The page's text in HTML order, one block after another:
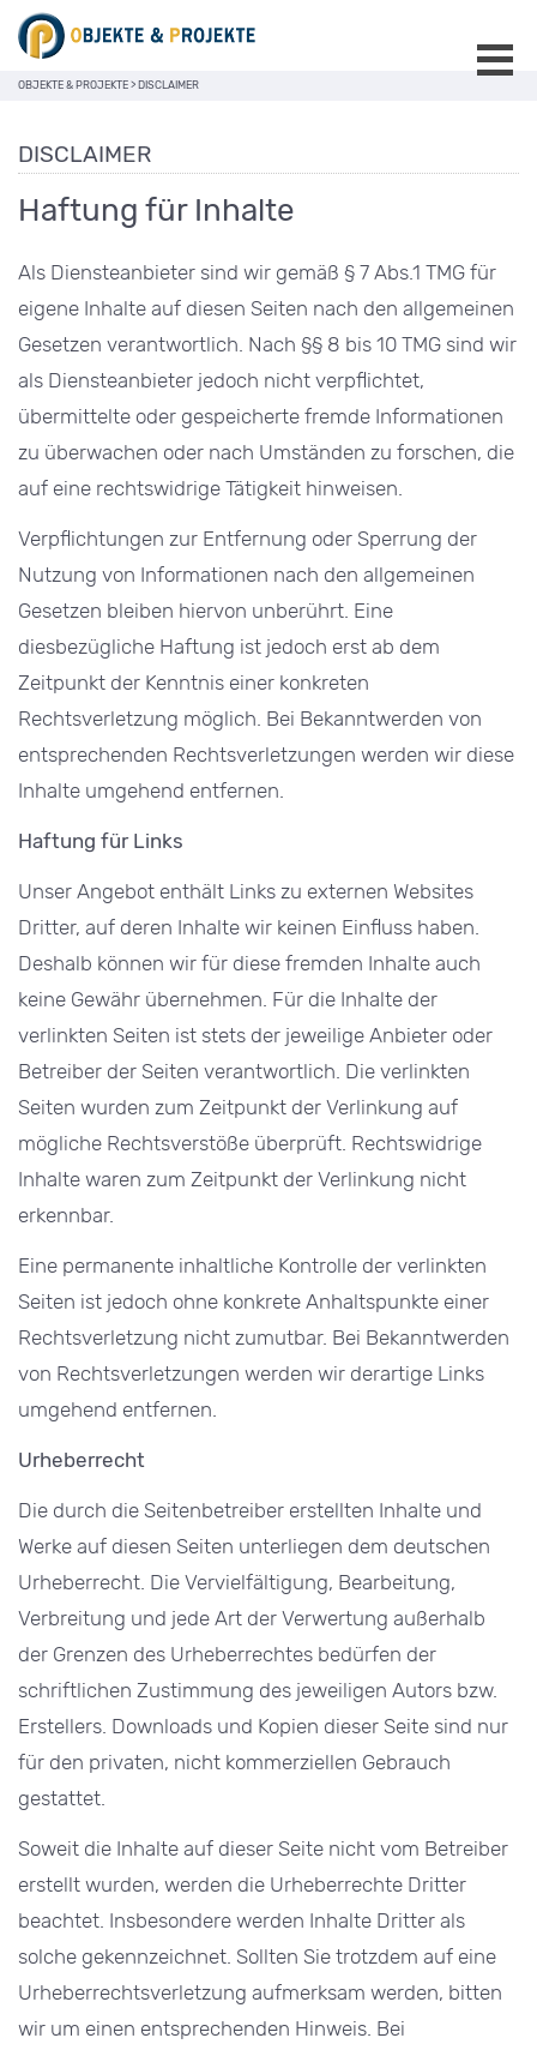
OBJEKTE & PROJEKTE > DISCLAIMER
DISCLAIMER
Haftung für Inhalte
Als Diensteanbieter sind wir gemäß § 7 Abs.1 TMG für
eigene Inhalte auf diesen Seiten nach den allgemeinen
Gesetzen verantwortlich. Nach §§ 8 bis 10 TMG sind wir
als Diensteanbieter jedoch nicht verpflichtet,
übermittelte oder gespeicherte fremde Informationen
zu überwachen oder nach Umständen zu forschen, die
auf eine rechtswidrige Tätigkeit hinweisen.
Verpflichtungen zur Entfernung oder Sperrung der
Nutzung von Informationen nach den allgemeinen
Gesetzen bleiben hiervon unberührt. Eine
diesbezügliche Haftung ist jedoch erst ab dem
Zeitpunkt der Kenntnis einer konkreten
Rechtsverletzung möglich. Bei Bekanntwerden von
entsprechenden Rechtsverletzungen werden wir diese
Inhalte umgehend entfernen.
Haftung für Links
Unser Angebot enthält Links zu externen Websites
Dritter, auf deren Inhalte wir keinen Einfluss haben.
Deshalb können wir für diese fremden Inhalte auch
keine Gewähr übernehmen. Für die Inhalte der
verlinkten Seiten ist stets der jeweilige Anbieter oder
Betreiber der Seiten verantwortlich. Die verlinkten
Seiten wurden zum Zeitpunkt der Verlinkung auf
mögliche Rechtsverstöße überprüft. Rechtswidrige
Inhalte waren zum Zeitpunkt der Verlinkung nicht
erkennbar.
Eine permanente inhaltliche Kontrolle der verlinkten
Seiten ist jedoch ohne konkrete Anhaltspunkte einer
Rechtsverletzung nicht zumutbar. Bei Bekanntwerden
von Rechtsverletzungen werden wir derartige Links
umgehend entfernen.
Urheberrecht
Die durch die Seitenbetreiber erstellten Inhalte und
Werke auf diesen Seiten unterliegen dem deutschen
Urheberrecht. Die Vervielfältigung, Bearbeitung,
Verbreitung und jede Art der Verwertung außerhalb
der Grenzen des Urheberrechtes bedürfen der
schriftlichen Zustimmung des jeweiligen Autors bzw.
Erstellers. Downloads und Kopien dieser Seite sind nur
für den privaten, nicht kommerziellen Gebrauch
gestattet.
Soweit die Inhalte auf dieser Seite nicht vom Betreiber
erstellt wurden, werden die Urheberrechte Dritter
beachtet. Insbesondere werden Inhalte Dritter als
solche gekennzeichnet. Sollten Sie trotzdem auf eine
Urheberrechtsverletzung aufmerksam werden, bitten
wir um einen entsprechenden Hinweis. Bei